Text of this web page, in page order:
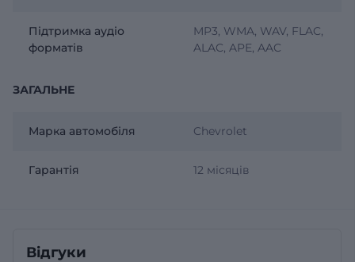
Підтримка аудіо
форматів
MP3, WMA, WAV, FLAC,
ALAC, APE, AAC
ЗАГАЛЬНЕ
Марка автомобіля Chevrolet
Гарантія 12 місяців
Відгуки